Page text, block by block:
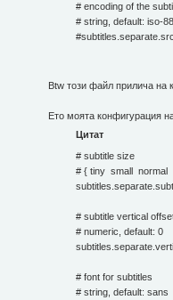
# encoding of the
# string, default: iso-
Btw този файл прилича на
Ето моята конфигурация
Цитат
# subtitle size
# { tiny small normal
# subtitle vertical
# numeric, default: 0
# font for subtitles
# string, default: sans